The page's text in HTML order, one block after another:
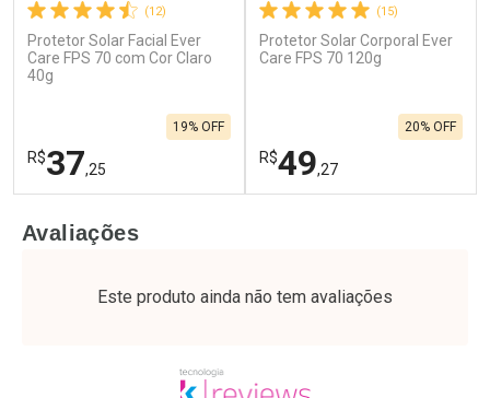
(12)
Protetor Solar Facial Ever
Care FPS 70 com Cor Claro
40g
R$37,25
19% OFF
Laboratório
Por Menos
(15)
Protetor Solar Corporal Ever
Care FPS 70 120g
R$49,27
20% OFF
Laboratório
Por Menos
Avaliações
Este produto ainda não tem avaliações